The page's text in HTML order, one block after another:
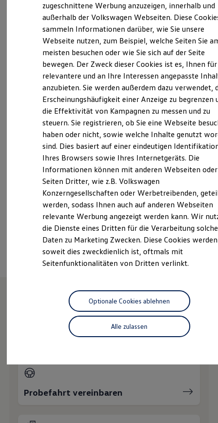
Reichweite
Reichweite der ID. Modelle
Reichweite im Winter
Laden
Laden unterwegs
Laden Zuhause
Ladestationen finden
Ladezeitensimulator
Batterie
Sicherheit
Garantie und Lebensdauer
Nachhaltigkeit
Technologie
Kosten und Kauf
Verbrauchskosten
Kaufoptionen
E-Auto-Förderung
Software und Konnektivität
ID. Software Versionen und Updates
Digitale Extras
Schnittstellen zu Ihrem ID.
Hybridautos
Marke und Erlebnis
Volkswagen R und R Experience
R-Modelle
Driving Experience
Volkswagen entdecken
Lifestyle Shop
T-Roc Kollektion
Golf Kollektion
ID. Kollektion
Volkswagen Kollektion
R-Kollektion
Besitzer und Service
Software Updates
Verantwortlich für die Inhalte auf dieser Seite ist die Autohaus
Siemers GmbH & Co. KG (Impressum & Rechtliches)
Geesthachter Straße 72-74, 21502 Geesthacht
info@autohaus-siemers.de
+49 4152 88990
Montag-Freitag 07:00-18:00 Uhr
Samstag
09:00 -13:00 Uhr
Sonntag
Geschlossen
Ansprechpartner
Wie können wir
Ihnen weiterhelfen?
Probefahrt vereinbaren
zugeschnittene Werbung anzuzeigen, innerhalb und
außerhalb der Volkswagen Webseiten. Diese
sammeln Informationen darüber, wie Sie unsere
Webseite nutzen, zum Beispiel, welche Seiten Sie
meisten besuchen oder wie Sie sich auf der Seite
bewegen. Der Zweck dieser Cookies ist es, Ihnen für
relevantere und an Ihre Interessen angepasste
anzubieten. Sie werden außerdem dazu verwendet,
Erscheinungshäufigkeit einer Anzeige zu begrenzen
die Effektivität von Kampagnen zu messen und zu
steuern. Sie registrieren, ob Sie eine Webseite
haben oder nicht, sowie welche Inhalte genutzt
sind. Dies basiert auf einer eindeutigen
Ihres Browsers sowie Ihres Internetgeräts. Die
Informationen können mit anderen Webseiten oder
Seiten Dritter, wie z.B. Volkswagen
Konzerngesellschaften oder Werbetreibenden,
werden, sodass Ihnen auch auf anderen Webseiten
relevante Werbung angezeigt werden kann. Wir
die Dienste eines Dritten für die Verarbeitung
Daten zu Marketing Zwecken. Diese Cookies
soweit dies zweckdienlich ist, oftmals mit
Seitenfunktionalitäten von Dritten verlinkt.
Alle zulassen
Optionale Cookies ablehnen